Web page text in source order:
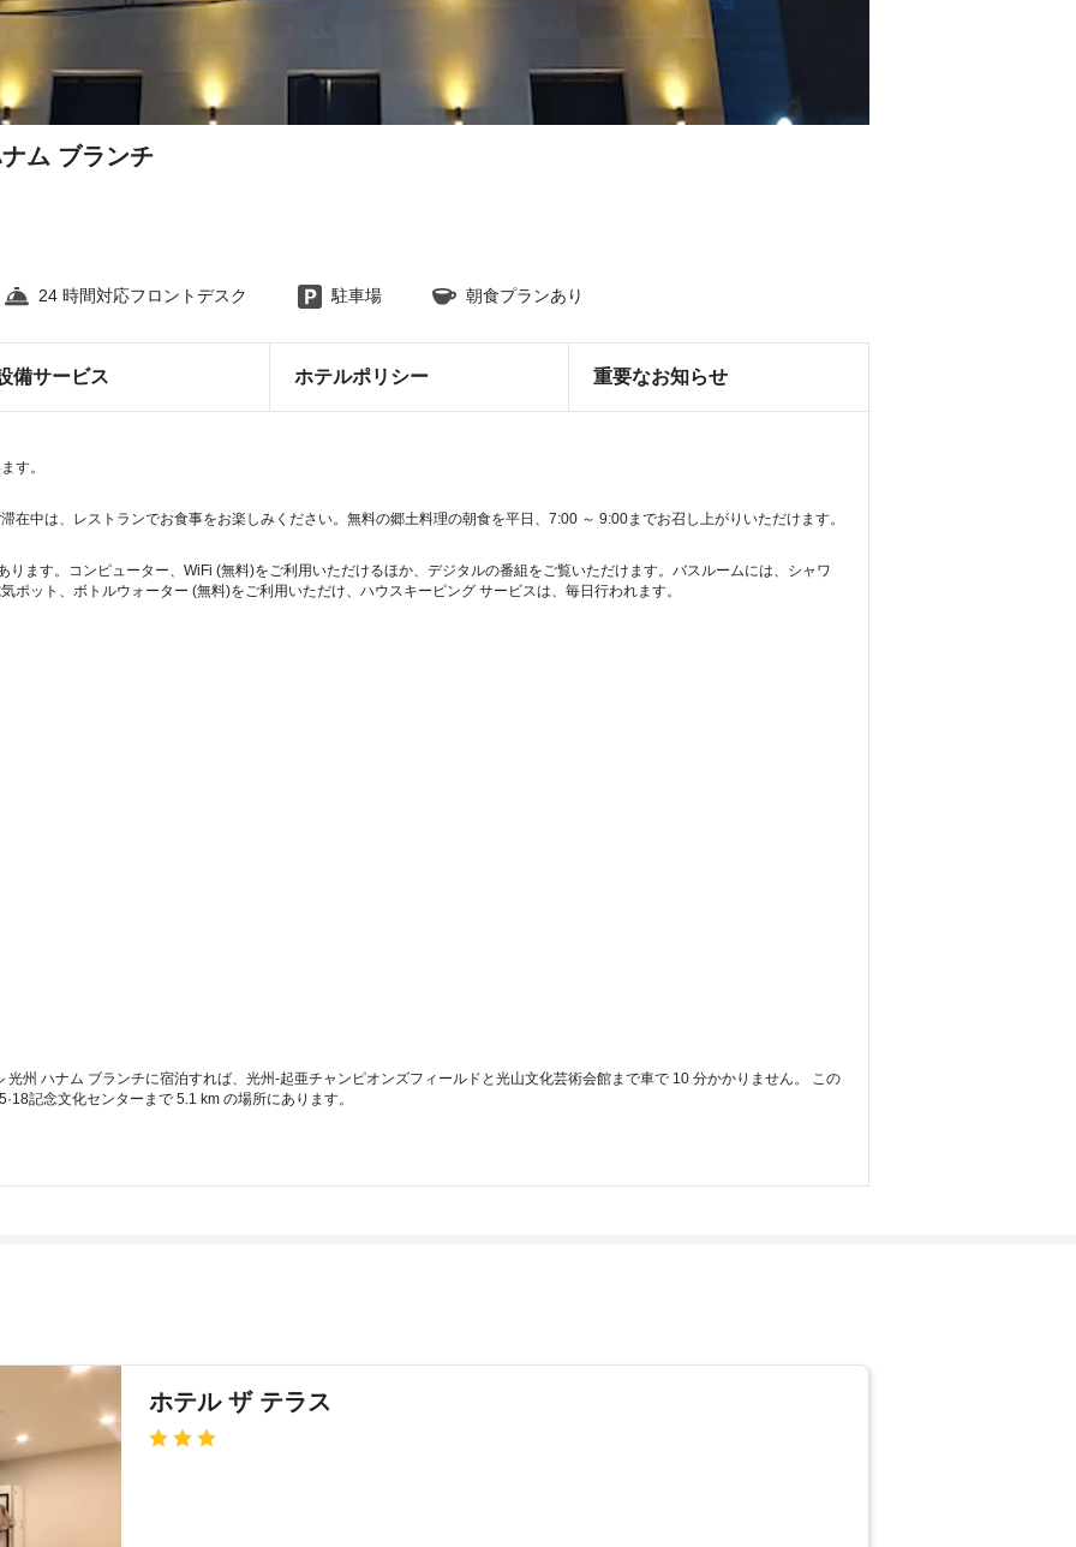
ム ブランチ
24 時間対応フロントデスク 駐車場 朝食プランあり
備サービス ホテルポリシー 重要なお知らせ
す。
在中は、レストランでお食事をお楽しみください。無料の郷土料理の朝食を平日、7:00 ～ 9:00までお召し上がりいただけます。
ります。コンピューター、WiFi (無料)をご利用いただけるほか、デジタルの番組をご覧いただけます。バスルームには、シャワ
ポット、ボトルウォーター (無料)をご利用いただけ、ハウスキーピング サービスは、毎日行われます。
州 ハナム ブランチに宿泊すれば、光州-起亜チャンピオンズフィールドと光山文化芸術会館まで車で 10 分かかりません。 この
記念文化センターまで 5.1 km の場所にあります。
ホテル ザ テラス